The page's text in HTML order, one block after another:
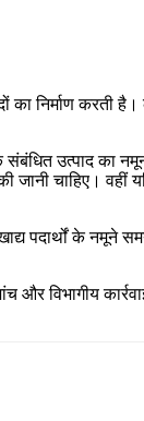
का निर्माण करती
उत्पाद का
जानी चाहिए।
खाद्य पदार्थों के
विभागीय